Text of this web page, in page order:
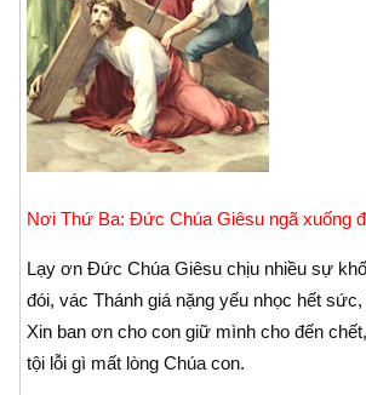
Nơi Thứ Ba: Ðức Chúa Giêsu ngã xuống
Lạy ơn Ðức Chúa Giêsu chịu nhiều sự
đói, vác Thánh giá nặng yếu nhọc hết
Xin ban ơn cho con giữ mình cho đến
tội lỗi gì mất lòng Chúa con.